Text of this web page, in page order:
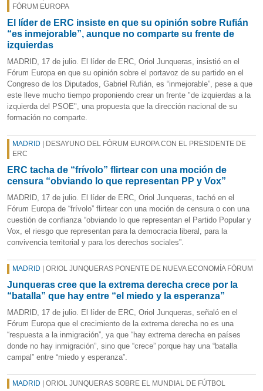
FÓRUM EUROPA
El líder de ERC insiste en que su opinión sobre Rufián
“es inmejorable”, aunque no comparte su frente de
izquierdas
MADRID, 17 de julio. El líder de ERC, Oriol Junqueras, insistió en el
Fórum Europa en que su opinión sobre el portavoz de su partido en el
Congreso de los Diputados, Gabriel Rufián, es “inmejorable”, pese a que
este lleve mucho tiempo proponiendo crear un frente "de izquierdas a la
izquierda del PSOE", una propuesta que la dirección nacional de su
formación no comparte.
MADRID | DESAYUNO DEL FÓRUM EUROPA CON EL PRESIDENTE DE
ERC
ERC tacha de “frívolo” flirtear con una moción de
censura “obviando lo que representan PP y Vox”
MADRID, 17 de julio. El líder de ERC, Oriol Junqueras, tachó en el
Fórum Europa de “frívolo” flirtear con una moción de censura o con una
cuestión de confianza “obviando lo que representan el Partido Popular y
Vox, el riesgo que representan para la democracia liberal, para la
convivencia territorial y para los derechos sociales”.
MADRID | ORIOL JUNQUERAS PONENTE DE NUEVA ECONOMÍA FÓRUM
Junqueras cree que la extrema derecha crece por la
“batalla” que hay entre “el miedo y la esperanza”
MADRID, 17 de julio. El líder de ERC, Oriol Junqueras, señaló en el
Fórum Europa que el crecimiento de la extrema derecha no es una
“respuesta a la inmigración”, ya que “hay extrema derecha en países
donde no hay inmigración”, sino que “crece” porque hay una “batalla
campal” entre “miedo y esperanza”.
MADRID | ORIOL JUNQUERAS SOBRE EL MUNDIAL DE FÚTBOL